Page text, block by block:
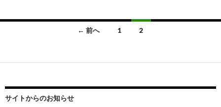
ナ
ゲ
← 前へ 1 2
サイトからのお知らせ